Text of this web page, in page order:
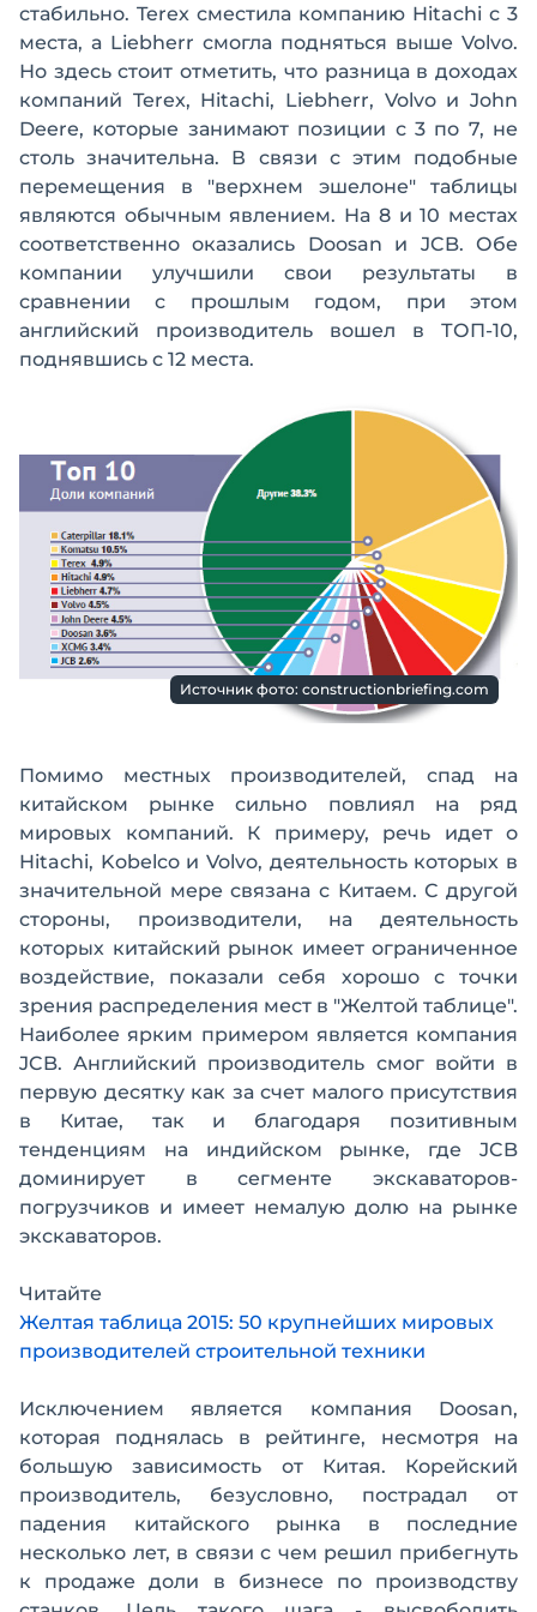
стабильно. Terex сместила компанию Hitachi с 3
места, а Liebherr смогла подняться выше Volvo.
Но здесь стоит отметить, что разница в доходах
компаний Terex, Hitachi, Liebherr, Volvo и John
Deere, которые занимают позиции с 3 по 7, не
столь значительна. В связи с этим подобные
перемещения в "верхнем эшелоне" таблицы
являются обычным явлением. На 8 и 10 местах
соответственно оказались Doosan и JCB. Обе
компании улучшили свои результаты в
сравнении с прошлым годом, при этом
английский производитель вошел в ТОП-10,
поднявшись с 12 места.
Источник фото: constructionbriefing.com
Помимо местных производителей, спад на
китайском рынке сильно повлиял на ряд
мировых компаний. К примеру, речь идет о
Hitachi, Kobelco и Volvo, деятельность которых в
значительной мере связана с Китаем. С другой
стороны, производители, на деятельность
которых китайский рынок имеет ограниченное
воздействие, показали себя хорошо с точки
зрения распределения мест в "Желтой таблице".
Наиболее ярким примером является компания
JCB. Английский производитель смог войти в
первую десятку как за счет малого присутствия
в Китае, так и благодаря позитивным
тенденциям на индийском рынке, где JCB
доминирует в сегменте экскаваторов-
погрузчиков и имеет немалую долю на рынке
экскаваторов.
Читайте
Желтая таблица 2015: 50 крупнейших мировых
производителей строительной техники
Исключением является компания Doosan,
которая поднялась в рейтинге, несмотря на
большую зависимость от Китая. Корейский
производитель, безусловно, пострадал от
падения китайского рынка в последние
несколько лет, в связи с чем решил прибегнуть
к продаже доли в бизнесе по производству